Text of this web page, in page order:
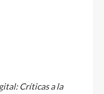
Críticas a la